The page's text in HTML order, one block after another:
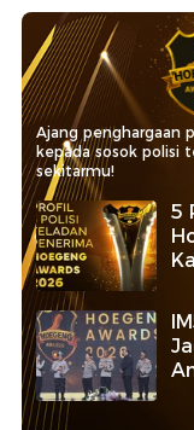
Ajang penghargaan
kepada sosok polisi
sekitarmu!
5